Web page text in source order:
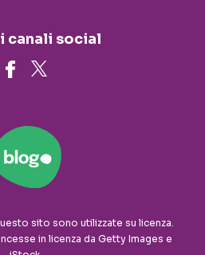
canali social
sito sono utilizzate su licenza.
in licenza da Getty Images e